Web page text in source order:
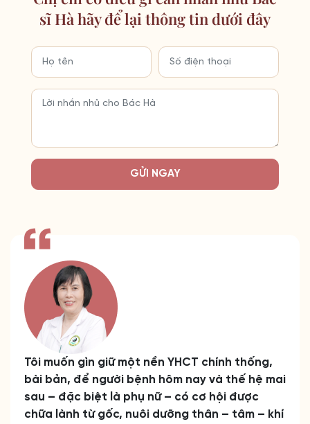
sĩ Hà hãy để lại thông tin dưới đây
GỬI NGAY
Tôi muốn gìn giữ một nền YHCT chính thống,
bài bản, để người bệnh hôm nay và thế hệ mai
sau – đặc biệt là phụ nữ – có cơ hội được
chữa lành từ gốc, nuôi dưỡng thân – tâm – khí